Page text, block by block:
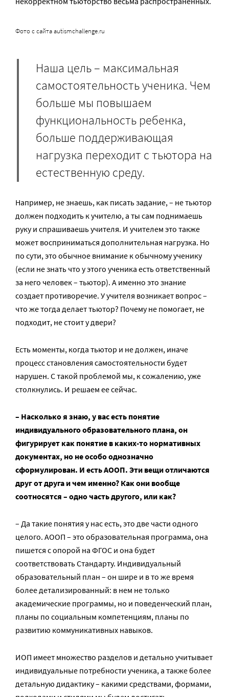
Фото с сайта autismchallenge.ru
Наша цель – максимальная
самостоятельность ученика. Чем
больше мы повышаем
функциональность ребенка,
больше поддерживающая
нагрузка переходит с тьютора на
естественную среду.
Например, не знаешь, как писать задание, – не тьютор
должен подходить к учителю, а ты сам поднимаешь
руку и спрашиваешь учителя. И учителем это также
может восприниматься дополнительная нагрузка. Но
по сути, это обычное внимание к обычному ученику
(если не знать что у этого ученика есть ответственный
за него человек – тьютор). А именно это знание
создает противоречие. У учителя возникает вопрос –
что же тогда делает тьютор? Почему не помогает, не
подходит, не стоит у двери?
Есть моменты, когда тьютор и не должен, иначе
процесс становления самостоятельности будет
нарушен. С такой проблемой мы, к сожалению, уже
столкнулись. И решаем ее сейчас.
– Насколько я знаю, у вас есть понятие
индивидуального образовательного плана, он
фигурирует как понятие в каких-то нормативных
документах, но не особо однозначно
сформулирован. И есть АООП. Эти вещи отличаются
друг от друга и чем именно? Как они вообще
соотносятся – одно часть другого, или как?
– Да такие понятия у нас есть, это две части одного
целого. АООП – это образовательная программа, она
пишется с опорой на ФГОС и она будет
соответствовать Стандарту. Индивидуальный
образовательный план – он шире и в то же время
более детализированный: в нем не только
академические программы, но и поведенческий план,
планы по социальным компетенциям, планы по
развитию коммуникативных навыков.
ИОП имеет множество разделов и детально учитывает
индивидуальные потребности ученика, а также более
детальную дидактику – какими средствами, формами,